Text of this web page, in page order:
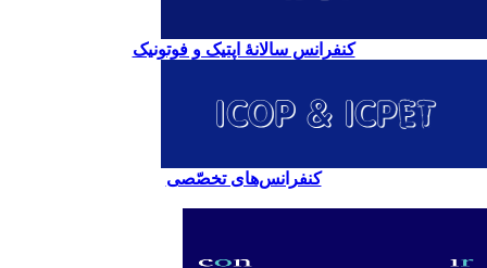
کنفرانس سالانۀ اپتیک و فوتونیک
کنفرانس‌های تخصّصی